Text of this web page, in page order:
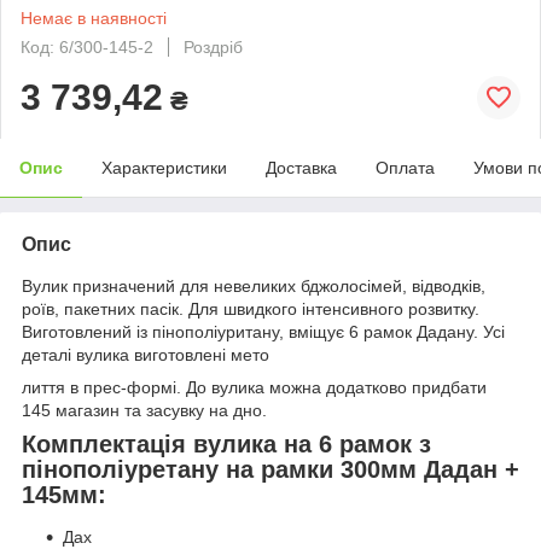
Немає в наявності
Код: 6/300-145-2
Роздріб
3 739,42 ₴
Опис Характеристики Доставка Оплата Умови
Опис
Вулик призначений для невеликих бджолосімей, відводків,
роїв, пакетних пасік. Для швидкого інтенсивного розвитку.
Виготовлений із пінополіуритану, вміщує 6 рамок Дадану. Усі
деталі вулика виготовлені мето
лиття в прес-формі. До вулика можна додатково придбати
145 магазин та засувку на дно.
Комплектація вулика на 6 рамок з
пінополіуретану на рамки 300мм Дадан +
145мм:
Дах